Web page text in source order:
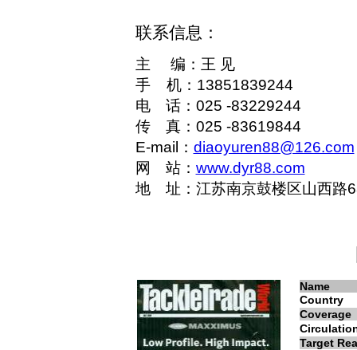
联系信息：
主 编 ：王 见
手 机：13851839244
电 话： 025 -83229244
传 真： 025 -83619844
E-mail
： diaoyuren88@126.com
网 站： www.dyr88.com
地 址：江苏南京鼓楼区山西路
Name
Country
Coverage
Target